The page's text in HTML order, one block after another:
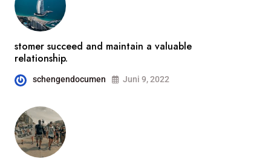
stomer succeed and maintain a valuable
relationship.
schengendocumen Juni 9, 2022